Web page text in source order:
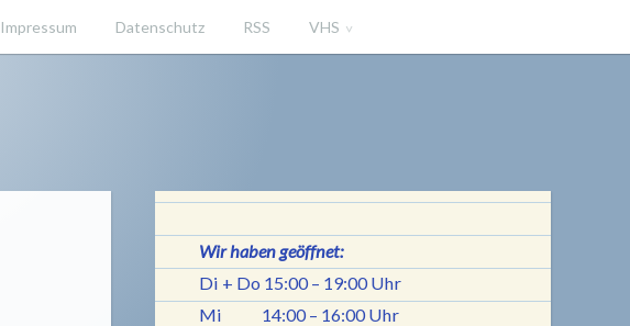
Impressum Datenschutz RSS VHS
Wir haben geöffnet:
Di + Do 15:00 – 19:00 Uhr
Mi 14:00 – 16:00 Uhr